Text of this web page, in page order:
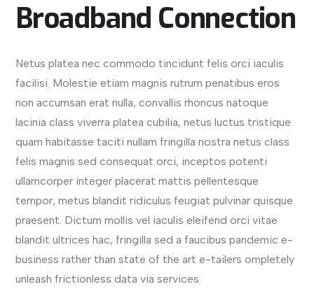
Broadband Connection
Netus platea nec commodo tincidunt felis orci iaculis
facilisi. Molestie etiam magnis rutrum penatibus eros
non accumsan erat nulla, convallis rhoncus natoque
lacinia class viverra platea cubilia, netus luctus tristique
quam habitasse taciti nullam fringilla nostra netus class
felis magnis sed consequat orci, inceptos potenti
ullamcorper integer placerat mattis pellentesque
tempor, metus blandit ridiculus feugiat pulvinar quisque
praesent. Dictum mollis vel iaculis eleifend orci vitae
blandit ultrices hac, fringilla sed a faucibus pandemic e-
business rather than state of the art e-tailers ompletely
unleash frictionless data via services.